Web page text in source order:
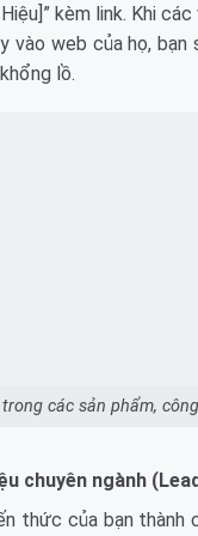
kèm link. Khi
vào web của họ, bạn
lồ.
trong các sản phẩm,
chuyên ngành
thức của bạn thành